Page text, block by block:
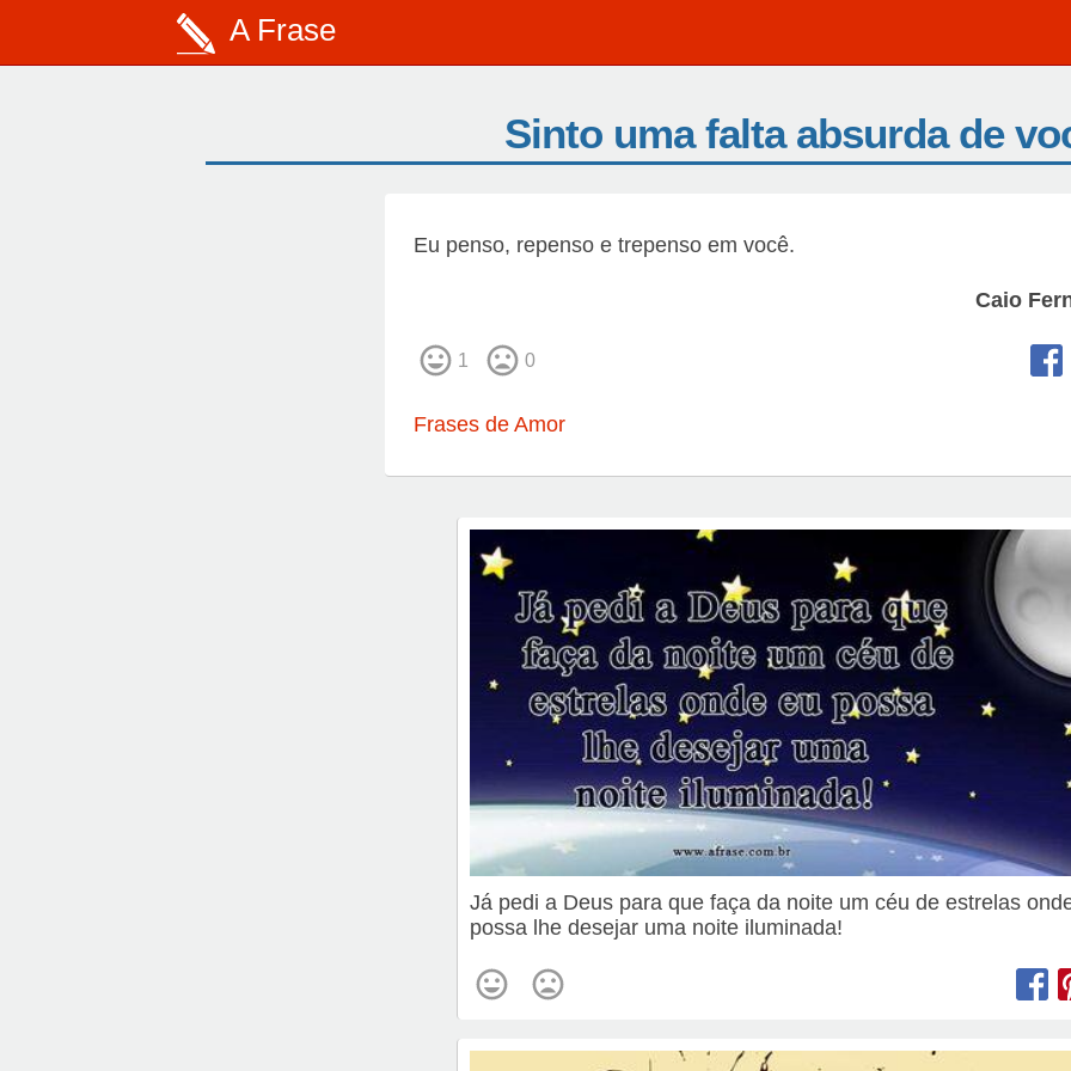
A Frase
Sinto uma falta absurda de
Eu penso, repenso e trepenso em você.
Caio
1 0
Frases de Amor
Já pedi a Deus para que faça da noite um céu de estrelas
possa lhe desejar uma noite iluminada!